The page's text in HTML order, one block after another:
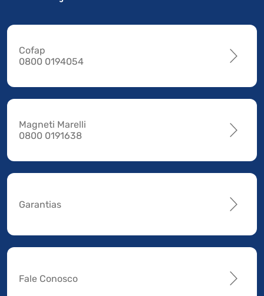
Cofap
0800 0194054
Magneti Marelli
0800 0191638
Garantias
Fale Conosco